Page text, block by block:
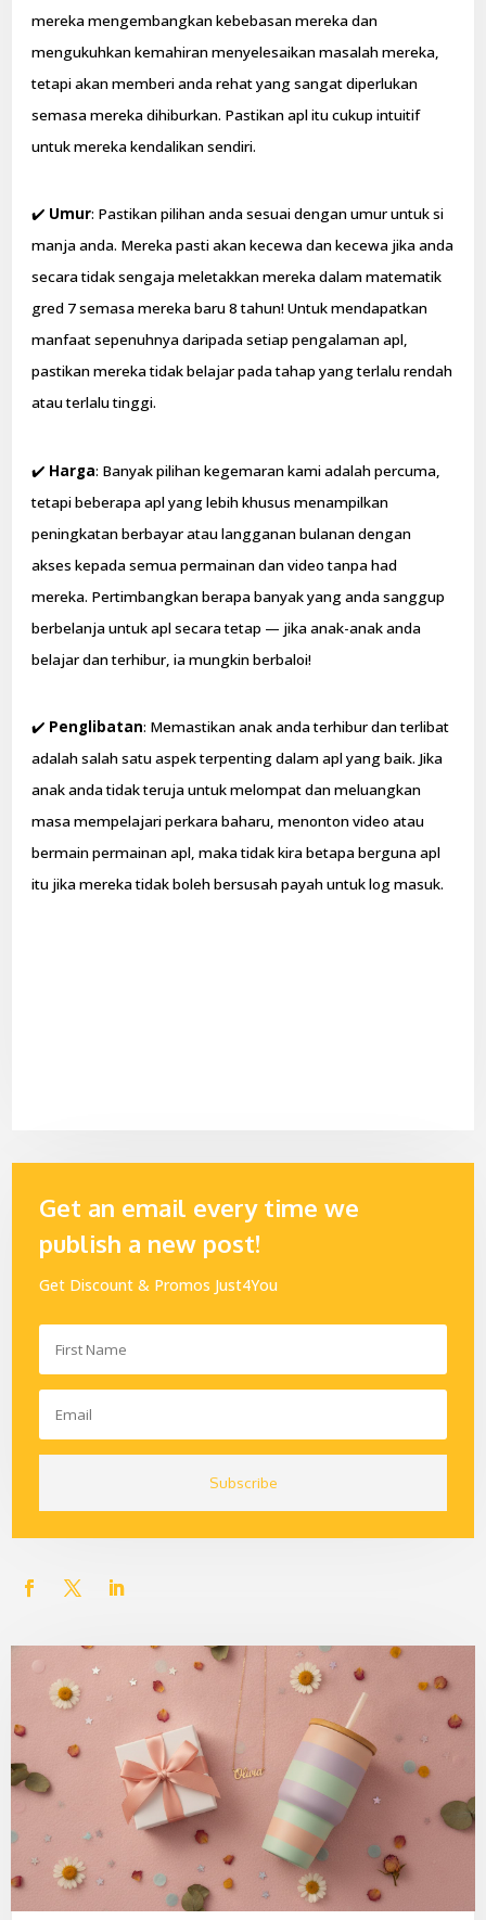
mereka mengembangkan kebebasan mereka dan
mengukuhkan kemahiran menyelesaikan masalah mereka,
tetapi akan memberi anda rehat yang sangat diperlukan
semasa mereka dihiburkan. Pastikan apl itu cukup intuitif
untuk mereka kendalikan sendiri.
✔️ Umur: Pastikan pilihan anda sesuai dengan umur untuk si
manja anda. Mereka pasti akan kecewa dan kecewa jika anda
secara tidak sengaja meletakkan mereka dalam matematik
gred 7 semasa mereka baru 8 tahun! Untuk mendapatkan
manfaat sepenuhnya daripada setiap pengalaman apl,
pastikan mereka tidak belajar pada tahap yang terlalu rendah
atau terlalu tinggi.
✔️ Harga: Banyak pilihan kegemaran kami adalah percuma,
tetapi beberapa apl yang lebih khusus menampilkan
peningkatan berbayar atau langganan bulanan dengan
akses kepada semua permainan dan video tanpa had
mereka. Pertimbangkan berapa banyak yang anda sanggup
berbelanja untuk apl secara tetap — jika anak-anak anda
belajar dan terhibur, ia mungkin berbaloi!
✔️ Penglibatan: Memastikan anak anda terhibur dan terlibat
adalah salah satu aspek terpenting dalam apl yang baik. Jika
anak anda tidak teruja untuk melompat dan meluangkan
masa mempelajari perkara baharu, menonton video atau
bermain permainan apl, maka tidak kira betapa berguna apl
itu jika mereka tidak boleh bersusah payah untuk log masuk.
Get an email every time we
publish a new post!
Get Discount & Promos Just4You
Subscribe